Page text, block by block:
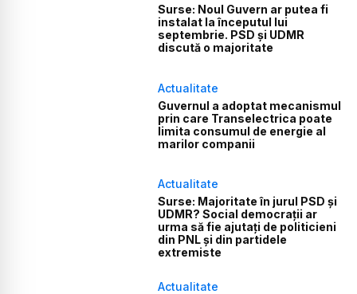
Surse: Noul Guvern ar putea fi
instalat la începutul lui
septembrie. PSD și UDMR
discută o majoritate
Actualitate
Guvernul a adoptat mecanismul
prin care Transelectrica poate
limita consumul de energie al
marilor companii
Actualitate
Surse: Majoritate în jurul PSD și
UDMR? Social democrații ar
urma să fie ajutați de politicieni
din PNL și din partidele
extremiste
Actualitate